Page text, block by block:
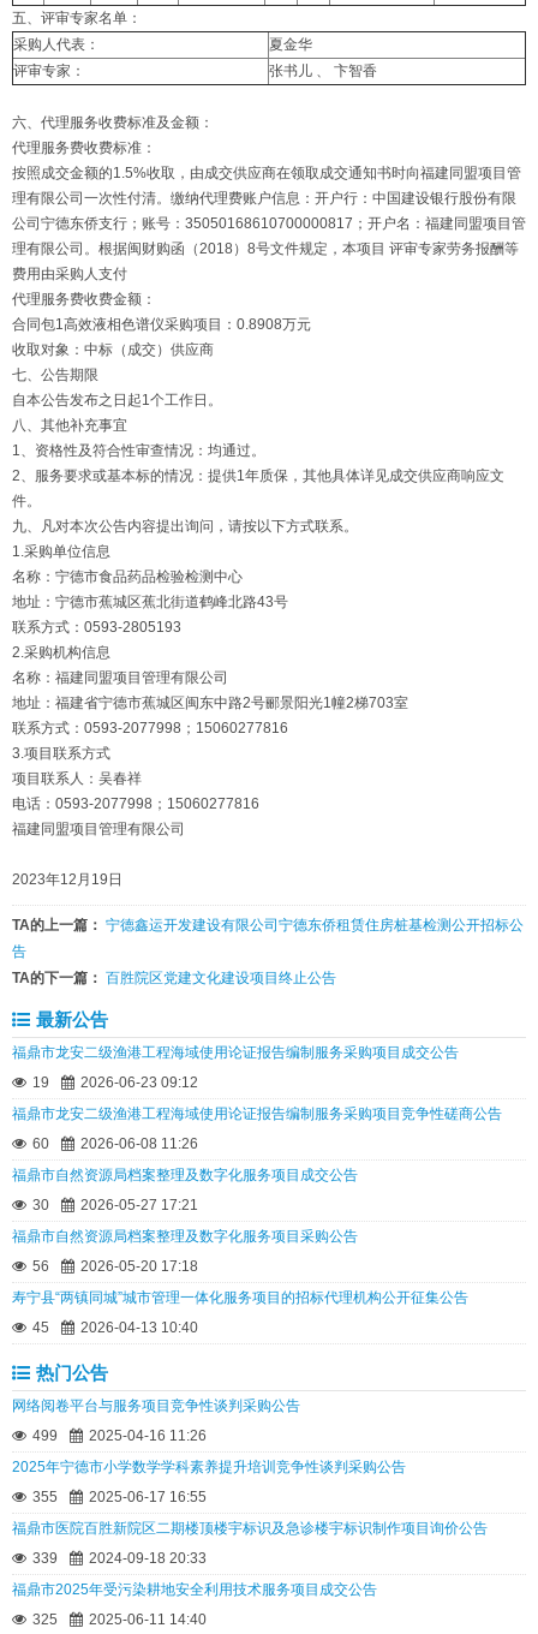
五、评审专家名单：
采购人代表：
夏金华
评审专家：
张书儿 、 卞智香
六、代理服务收费标准及金额：
代理服务费收费标准：
按照成交金额的1.5%收取，由成交供应商在领取成交通知书时向福建同盟项目管
理有限公司一次性付清。缴纳代理费账户信息：开户行：中国建设银行股份有限
公司宁德东侨支行；账号：35050168610700000817；开户名：福建同盟项目管
理有限公司。根据闽财购函（2018）8号文件规定，本项目 评审专家劳务报酬等
费用由采购人支付
代理服务费收费金额：
合同包1高效液相色谱仪采购项目：0.8908万元
收取对象：中标（成交）供应商
七、公告期限
自本公告发布之日起1个工作日。
八、其他补充事宜
1、资格性及符合性审查情况：均通过。
2、服务要求或基本标的情况：提供1年质保，其他具体详见成交供应商响应文
件。
九、凡对本次公告内容提出询问，请按以下方式联系。
1.采购单位信息
名称：宁德市食品药品检验检测中心
地址：宁德市蕉城区蕉北街道鹤峰北路43号
联系方式：0593-2805193
2.采购机构信息
名称：福建同盟项目管理有限公司
地址：福建省宁德市蕉城区闽东中路2号郦景阳光1幢2梯703室
联系方式：0593-2077998；15060277816
3.项目联系方式
项目联系人：吴春祥
电话：0593-2077998；15060277816
福建同盟项目管理有限公司
2023年12月19日
TA的上一篇： 宁德鑫运开发建设有限公司宁德东侨租赁住房桩基检测公开招标公
告
TA的下一篇： 百胜院区党建文化建设项目终止公告
最新公告
福鼎市龙安二级渔港工程海域使用论证报告编制服务采购项目成交公告
19
2026-06-23 09:12
福鼎市龙安二级渔港工程海域使用论证报告编制服务采购项目竞争性磋商公告
60
2026-06-08 11:26
福鼎市自然资源局档案整理及数字化服务项目成交公告
30
2026-05-27 17:21
福鼎市自然资源局档案整理及数字化服务项目采购公告
56
2026-05-20 17:18
寿宁县“两镇同城”城市管理一体化服务项目的招标代理机构公开征集公告
45
2026-04-13 10:40
热门公告
网络阅卷平台与服务项目竞争性谈判采购公告
499
2025-04-16 11:26
2025年宁德市小学数学学科素养提升培训竞争性谈判采购公告
355
2025-06-17 16:55
福鼎市医院百胜新院区二期楼顶楼宇标识及急诊楼宇标识制作项目询价公告
339
2024-09-18 20:33
福鼎市2025年受污染耕地安全利用技术服务项目成交公告
325
2025-06-11 14:40